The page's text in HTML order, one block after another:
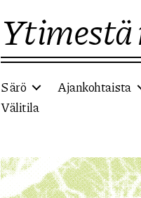
Särö Ajankohtaista
Välitila